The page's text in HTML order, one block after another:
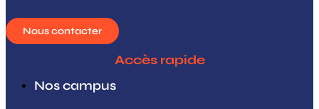
Nous contacter
Accès rapide
Nos campus